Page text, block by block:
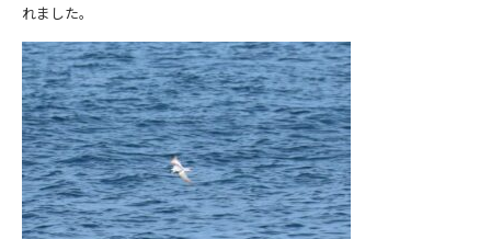
れました。